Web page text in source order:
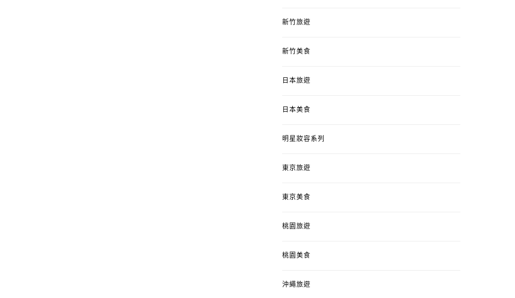
新竹旅遊
新竹美食
日本旅遊
日本美食
明星妝容系列
東京旅遊
東京美食
桃園旅遊
桃園美食
沖繩旅遊